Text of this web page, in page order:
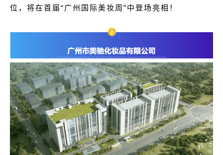
位，将在首届“广州国际美妆周”中登场亮相！